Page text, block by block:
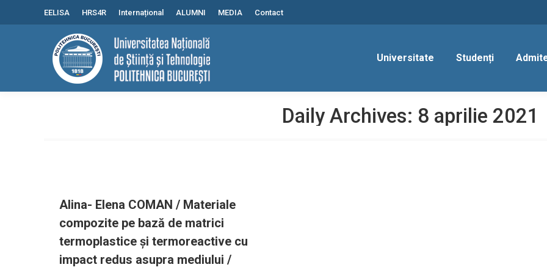
EELISA HRS4R Internațional ALUMNI MEDIA Contact
Universitate Studenți
Daily Archives: 8 aprilie 2021
Alina- Elena COMAN / Materiale
compozite pe bază de matrici
termoplastice și termoreactive cu
impact redus asupra mediului /